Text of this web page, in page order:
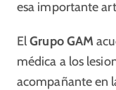
esa importante
ElGrupo GAM
médica a los
acompañante en